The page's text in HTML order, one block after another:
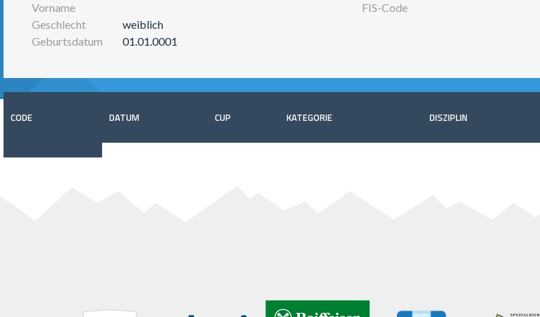
Vorname
Geschlecht
weiblich
Geburtsdatum
01.01.0001
FIS-Code
CODE DATUM CUP KATEGORIE DISZIPLIN